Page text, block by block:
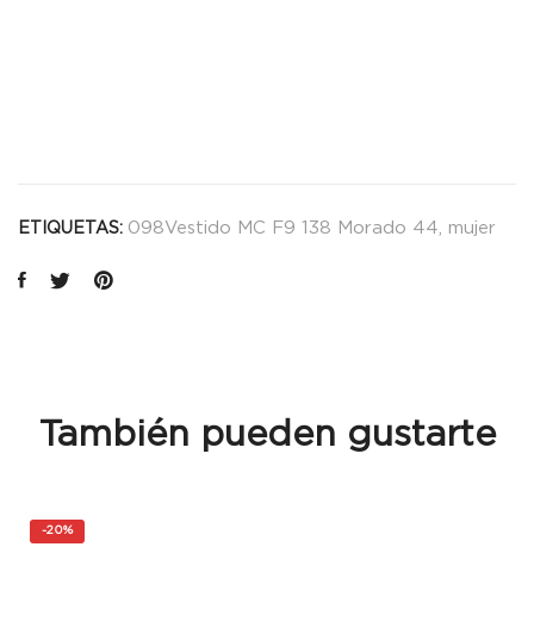
ETIQUETAS: 098Vestido MC F9 138 Morado 44 mujer
También pueden gustarte
-20%